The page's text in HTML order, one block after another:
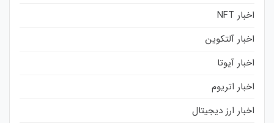
اخبار NFT
اخبار آلتکوین
اخبار آیوتا
اخبار اتریوم
اخبار ارز دیجیتال